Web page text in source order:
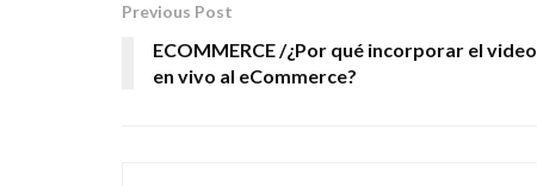
Previous Post
ECOMMERCE /¿Por qué incorporar el video
en vivo al eCommerce?